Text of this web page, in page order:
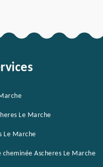
Le Marche
Le Marche
Ascheres Le Marche